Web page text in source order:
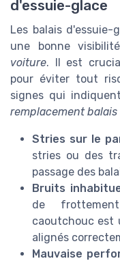
d'essuie-glace
Les balais d'essuie-
une bonne
voiture. Il est
pour éviter tout
signes qui
remplacement balais
Stries sur le
stries ou des
passage des
Bruits
de
caoutchouc est
alignés
Mauvaise